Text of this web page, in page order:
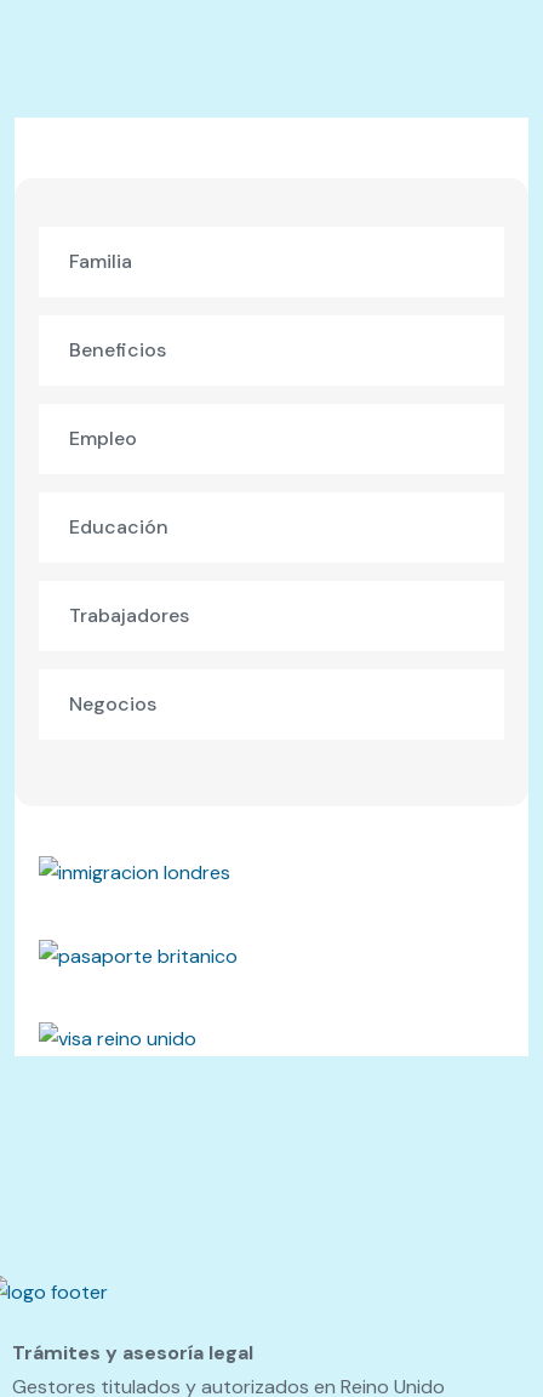
Familia
Beneficios
Empleo
Educación
Trabajadores
Negocios
Trámites y asesoría legal
Gestores titulados y autorizados en Reino Unido